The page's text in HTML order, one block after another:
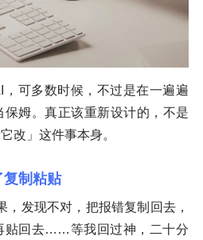
可多数时候，不过是在一遍遍
姆。真正该重新设计的，不是
改」这件事本身。
复制粘贴
，发现不对，把报错复制回去，
贴回去……等我回过神，二十分